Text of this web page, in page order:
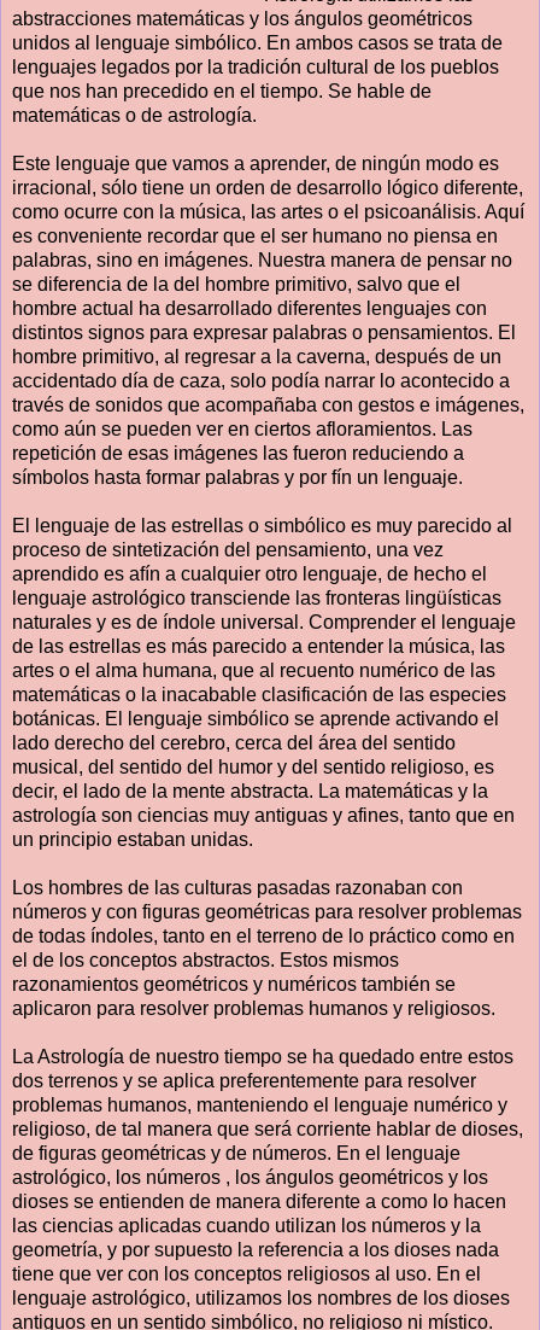
abstracciones matemáticas y los ángulos geométricos
unidos al lenguaje simbólico. En ambos casos se trata de
lenguajes legados por la tradición cultural de los pueblos
que nos han precedido en el tiempo. Se hable de
matemáticas o de astrología.
Este lenguaje que vamos a aprender, de ningún modo es
irracional, sólo tiene un orden de desarrollo lógico diferente,
como ocurre con la música, las artes o el psicoanálisis. Aquí
es conveniente recordar que el ser humano no piensa en
palabras, sino en imágenes. Nuestra manera de pensar no
se diferencia de la del hombre primitivo, salvo que el
hombre actual ha desarrollado diferentes lenguajes con
distintos signos para expresar palabras o pensamientos. El
hombre primitivo, al regresar a la caverna, después de un
accidentado día de caza, solo podía narrar lo acontecido a
través de sonidos que acompañaba con gestos e imágenes,
como aún se pueden ver en ciertos afloramientos. Las
repetición de esas imágenes las fueron reduciendo a
símbolos hasta formar palabras y por fín un lenguaje.
El lenguaje de las estrellas o simbólico es muy parecido al
proceso de sintetización del pensamiento, una vez
aprendido es afín a cualquier otro lenguaje, de hecho el
lenguaje astrológico transciende las fronteras lingüísticas
naturales y es de índole universal. Comprender el lenguaje
de las estrellas es más parecido a entender la música, las
artes o el alma humana, que al recuento numérico de las
matemáticas o la inacabable clasificación de las especies
botánicas. El lenguaje simbólico se aprende activando el
lado derecho del cerebro, cerca del área del sentido
musical, del sentido del humor y del sentido religioso, es
decir, el lado de la mente abstracta. La matemáticas y la
astrología son ciencias muy antiguas y afines, tanto que en
un principio estaban unidas.
Los hombres de las culturas pasadas razonaban con
números y con figuras geométricas para resolver problemas
de todas índoles, tanto en el terreno de lo práctico como en
el de los conceptos abstractos. Estos mismos
razonamientos geométricos y numéricos también se
aplicaron para resolver problemas humanos y religiosos.
La Astrología de nuestro tiempo se ha quedado entre estos
dos terrenos y se aplica preferentemente para resolver
problemas humanos, manteniendo el lenguaje numérico y
religioso, de tal manera que será corriente hablar de dioses,
de figuras geométricas y de números. En el lenguaje
astrológico, los números , los ángulos geométricos y los
dioses se entienden de manera diferente a como lo hacen
las ciencias aplicadas cuando utilizan los números y la
geometría, y por supuesto la referencia a los dioses nada
tiene que ver con los conceptos religiosos al uso. En el
lenguaje astrológico, utilizamos los nombres de los dioses
antiguos en un sentido simbólico, no religioso ni místico.